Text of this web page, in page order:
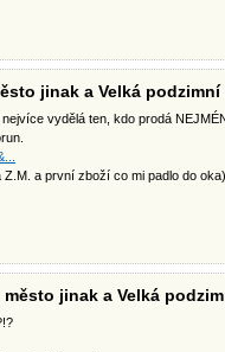
jinak a Velká
vydělá ten, kdo prodá
a první zboží co mi padlo do
jinak a Velká